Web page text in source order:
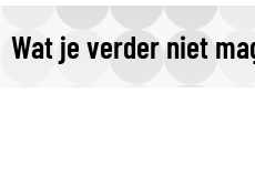
Wat je verder niet